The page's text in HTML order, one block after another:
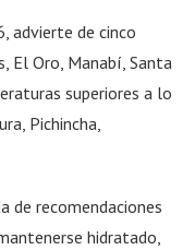
advierte de cinco
El Oro, Manabí, Santa
superiores a lo
Pichincha,
de recomendaciones
hidratado,